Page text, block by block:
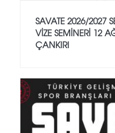
SAVATE 2026/2027
VİZE SEMİNERİ 12
ÇANKIRI